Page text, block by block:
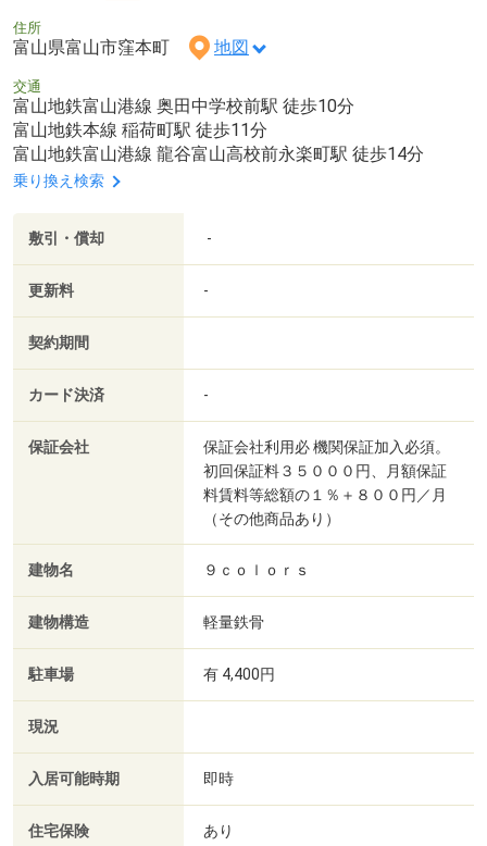
住所
富山県富山市窪本町 地図
交通
富山地鉄富山港線 奥田中学校前駅 徒歩10分
富山地鉄本線 稲荷町駅 徒歩11分
富山地鉄富山港線 龍谷富山高校前永楽町駅 徒歩14分
乗り換え検索
敷引・償却 -
更新料 -
契約期間
カード決済 -
保証会社
保証会社利用必 機関保証加入必須。
初回保証料３５０００円、月額保証
料賃料等総額の１％＋８００円／月
（その他商品あり）
建物名 ９ｃｏｌｏｒｓ
建物構造 軽量鉄骨
駐車場 有 4,400円
現況
入居可能時期 即時
住宅保険 あり